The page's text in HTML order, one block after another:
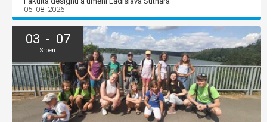
05. 08. 2026
03 - 07
Srpen